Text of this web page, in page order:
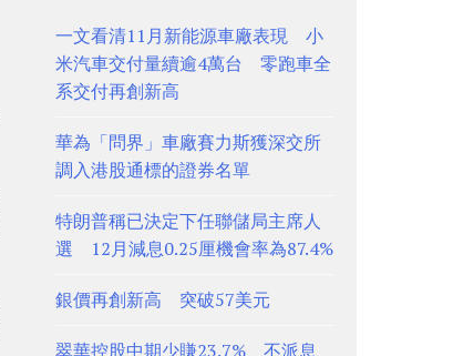
一文看清11月新能源車廠表現 小
米汽車交付量續逾4萬台 零跑車全
系交付再創新高
華為「問界」車廠賽力斯獲深交所
調入港股通標的證券名單
特朗普稱已決定下任聯儲局主席人
選 12月減息0.25厘機會率為87.4%
銀價再創新高 突破57美元
翠華控股中期少賺23.7% 不派息